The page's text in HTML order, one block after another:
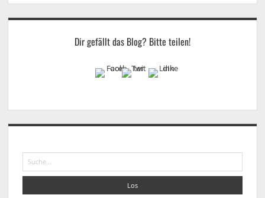
Motivation
Dir gefällt das Blog? Bitte teilen!